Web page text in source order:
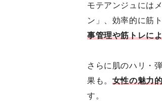
モテアンジュには
ン」、効率的に筋
事管理や筋トレに
さらに肌のハリ・
果も。 女性の魅力
す。